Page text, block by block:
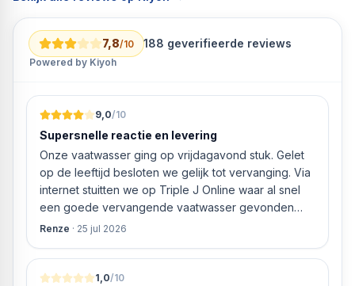
7,8/10 188 geverifieerde reviews
Powered by Kiyoh
9,0/10
Supersnelle reactie en levering
Onze vaatwasser ging op vrijdagavond stuk. Gelet
op de leeftijd besloten we gelijk tot vervanging. Via
internet stuitten we op Triple J Online waar al snel
een goede vervangende vaatwasser gevonden
werd. ‘s Ochtends even gebeld met de
geïnstalleerd kan worden. Dit bleek het geval tegen
alleszins concurrente prijzen. De vriendelijke
Renze · 25 jul 2026
1,0/10